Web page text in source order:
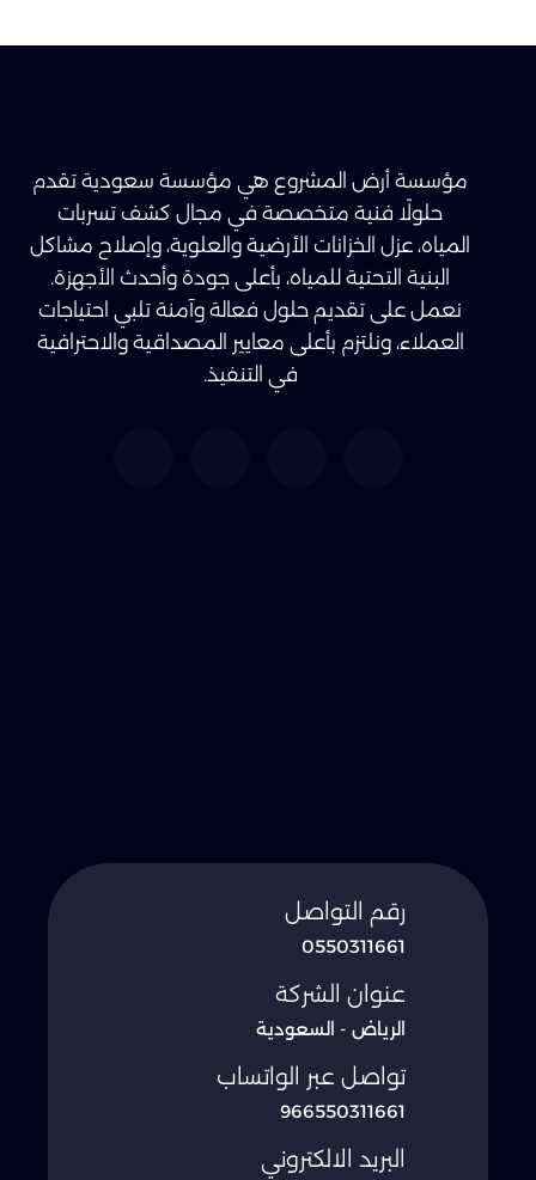
مؤسسة أرض المشروع هي مؤسسة سعودية تقدم
حلولًا فنية متخصصة في مجال كشف تسربات
المياه، عزل الخزانات الأرضية والعلوية، وإصلاح مشاكل
البنية التحتية للمياه، بأعلى جودة وأحدث الأجهزة.
نعمل على تقديم حلول فعالة وآمنة تلبي احتياجات
العملاء، ونلتزم بأعلى معايير المصداقية والاحترافية
في التنفيذ.
البريد الالكتروني
تواصل عبر الواتساب
966550311661
عنوان الشركة
الرياض - السعودية
رقم التواصل
0550311661